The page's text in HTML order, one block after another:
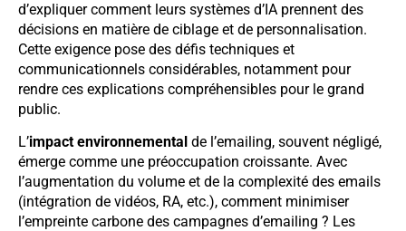
d’expliquer comment leurs systèmes d’IA prennent des
décisions en matière de ciblage et de personnalisation.
Cette exigence pose des défis techniques et
communicationnels considérables, notamment pour
rendre ces explications compréhensibles pour le grand
public.
L’impact environnemental de l’emailing, souvent négligé,
émerge comme une préoccupation croissante. Avec
l’augmentation du volume et de la complexité des emails
(intégration de vidéos, RA, etc.), comment minimiser
l’empreinte carbone des campagnes d’emailing ? Les